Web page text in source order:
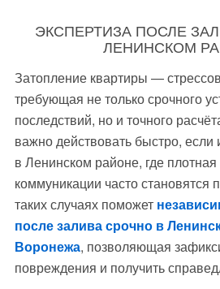
ЭКСПЕРТИЗА ПОСЛЕ
ЛЕНИНСКОМ
Затопление квартиры —
требующая не только срочного
последствий, но и точного
важно действовать быстро,
в Ленинском районе, где
коммуникации часто становятся
таких случаях поможет
после залива срочно в
Воронежа, позволяющая
повреждения и получить